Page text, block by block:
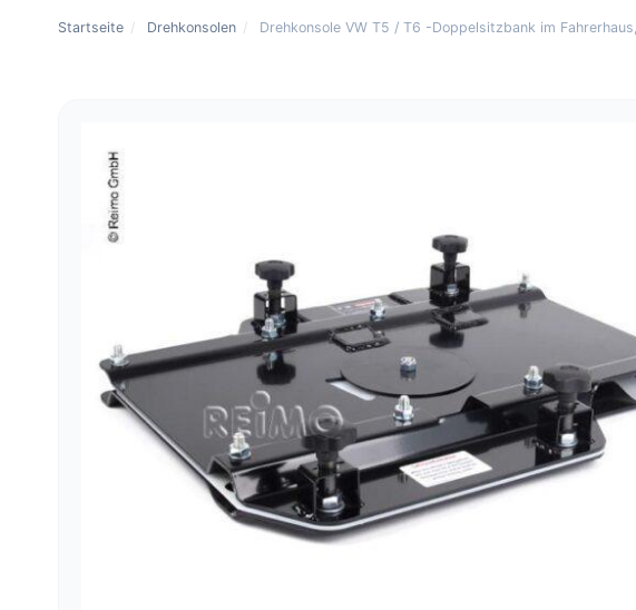
Startseite / Drehkonsolen / Drehkonsole VW T5 / T6 -Doppelsitzbank im